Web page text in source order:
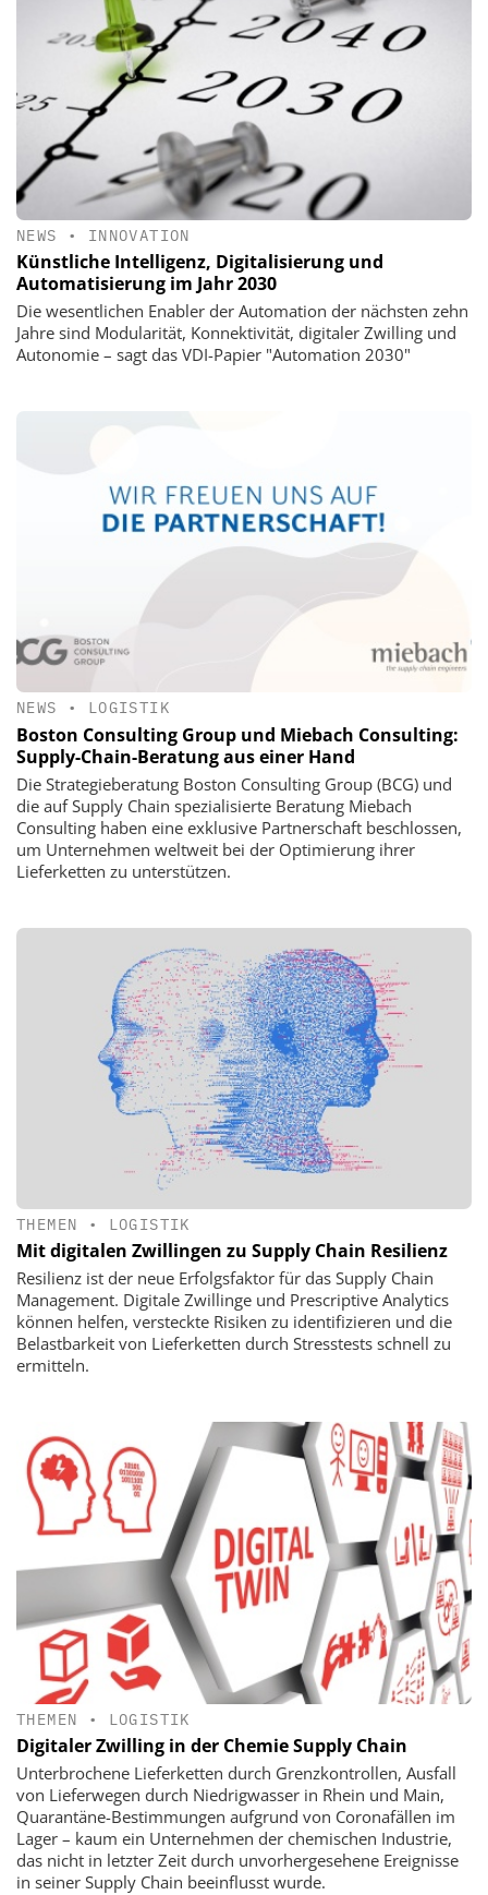
NEWS • INNOVATION
Künstliche Intelligenz, Digitalisierung und
Automatisierung im Jahr 2030
Die wesentlichen Enabler der Automation der nächsten zehn
Jahre sind Modularität, Konnektivität, digitaler Zwilling und
Autonomie – sagt das VDI-Papier "Automation 2030"
NEWS • LOGISTIK
Boston Consulting Group und Miebach Consulting:
Supply-Chain-Beratung aus einer Hand
Die Strategieberatung Boston Consulting Group (BCG) und
die auf Supply Chain spezialisierte Beratung Miebach
Consulting haben eine exklusive Partnerschaft beschlossen,
um Unternehmen weltweit bei der Optimierung ihrer
Lieferketten zu unterstützen.
THEMEN • LOGISTIK
Mit digitalen Zwillingen zu Supply Chain Resilienz
Resilienz ist der neue Erfolgsfaktor für das Supply Chain
Management. Digitale Zwillinge und Prescriptive Analytics
können helfen, versteckte Risiken zu identifizieren und die
Belastbarkeit von Lieferketten durch Stresstests schnell zu
ermitteln.
THEMEN • LOGISTIK
Digitaler Zwilling in der Chemie Supply Chain
Unterbrochene Lieferketten durch Grenzkontrollen, Ausfall
von Lieferwegen durch Niedrigwasser in Rhein und Main,
Quarantäne-Bestimmungen aufgrund von Coronafällen im
Lager – kaum ein Unternehmen der chemischen Industrie,
das nicht in letzter Zeit durch unvorhergesehene Ereignisse
in seiner Supply Chain beeinflusst wurde.